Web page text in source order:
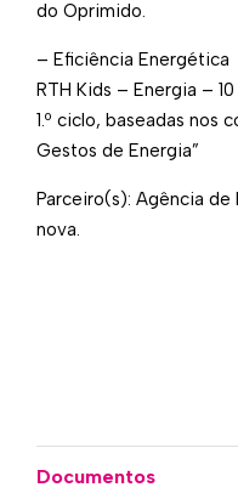
do Oprimido.
– Eficiência Energética
RTH Kids – Energia –
1.º ciclo, baseadas nos
Gestos de Energia”
Parceiro(s): Agência
nova.
Documentos